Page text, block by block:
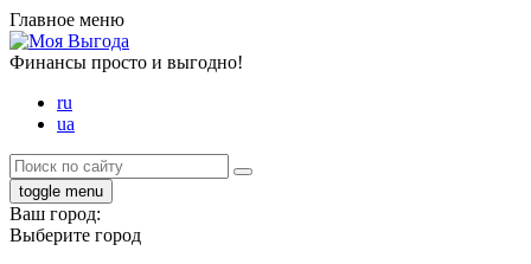
Главное меню
Финансы просто и выгодно!
ru
ua
toggle menu
Ваш город:
Выберите город